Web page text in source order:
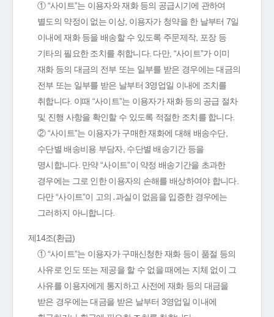
① “사이트”는 이용자와 재화 등의 공급시기에 관하여
별도의 약정이 없는 이상, 이용자가 청약을 한 날부터 7일
이내에 재화 등을 배송할 수 있도록 주문제작, 포장 등
기타의 필요한 조치를 취합니다. 다만, “사이트”가 이미
재화 등의 대금의 전부 또는 일부를 받은 경우에는 대금의
전부 또는 일부를 받은 날부터 3영업일 이내에 조치를
취합니다. 이때 “사이트”는 이용자가 재화 등의 공급 절차
및 진행 사항을 확인할 수 있도록 적절한 조치를 합니다.
② “사이트”는 이용자가 구매한 재화에 대해 배송수단,
수단별 배송비용 부담자, 수단별 배송기간 등을
명시합니다. 만약 “사이트”이 약정 배송기간을 초과한
경우에는 그로 인한 이용자의 손해를 배상하여야 합니다.
다만 “사이트”이 고의․과실이 없음을 입증한 경우에는
그러하지 아니합니다.
제14조(환급)
① “사이트”는 이용자가 구매신청한 재화 등이 품절 등의
사유로 인도 또는 제공을 할 수 없을 때에는 지체 없이 그
사유를 이용자에게 통지하고 사전에 재화 등의 대금을
받은 경우에는 대금을 받은 날부터 3영업일 이내에